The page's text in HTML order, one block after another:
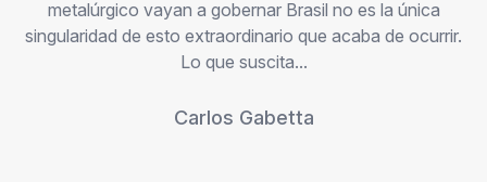
metalúrgico vayan a gobernar Brasil no es la única
singularidad de esto extraordinario que acaba de ocurrir.
Lo que suscita...
Carlos Gabetta